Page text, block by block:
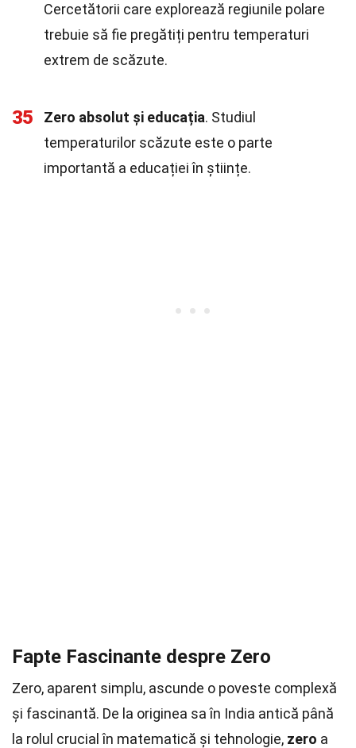
Cercetătorii care explorează regiunile polare
trebuie să fie pregătiți pentru temperaturi
extrem de scăzute.
35 Zero absolut și educația. Studiul
temperaturilor scăzute este o parte
importantă a educației în științe.
Fapte Fascinante despre Zero
Zero, aparent simplu, ascunde o poveste complexă
și fascinantă. De la originea sa în India antică până
la rolul crucial în matematică și tehnologie, zero a